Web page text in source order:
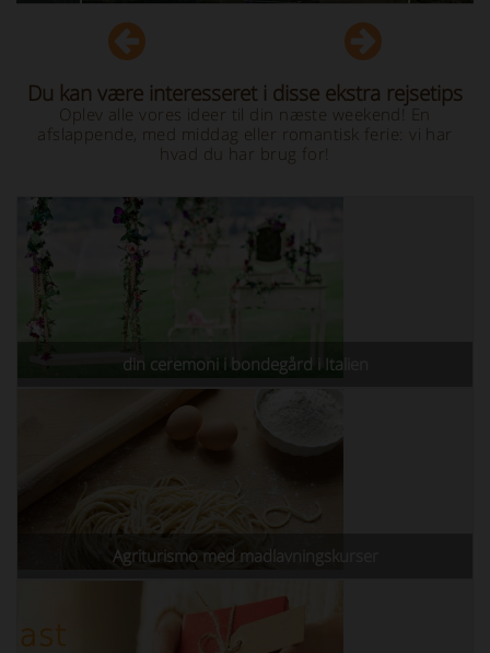
Du kan være interesseret i disse ekstra rejsetips
Oplev alle vores ideer til din næste weekend! En
afslappende, med middag eller romantisk ferie: vi har
hvad du har brug for!
din ceremoni i bondegård i Italien
Agriturismo med madlavningskurser